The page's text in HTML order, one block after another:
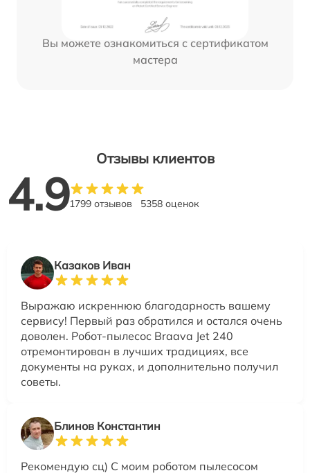
Вы можете ознакомиться с сертификатом
мастера
Отзывы клиентов
4.91799 отзывов 5358 оценок
Казаков Иван
Выражаю искреннюю благодарность вашему
сервису! Первый раз обратился и остался очень
доволен. Робот-пылесос Braava Jet 240
отремонтирован в лучших традициях, все
документы на руках, и дополнительно получил
советы.
Блинов Константин
Рекомендую сц) С моим роботом пылесосом